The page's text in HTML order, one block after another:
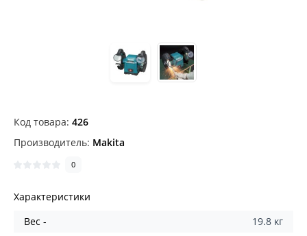
Код товара: 426
Производитель: Makita
0
Характеристики
Вес -
19.8 кг